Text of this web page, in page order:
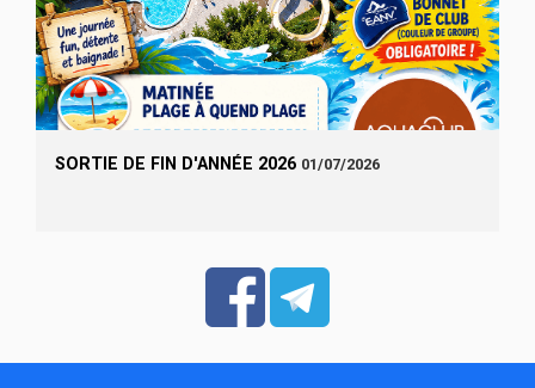
SORTIE DE FIN D'ANNÉE 2026 01/07/2026